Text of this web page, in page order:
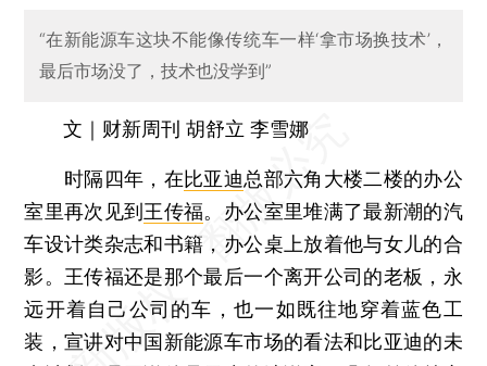
“在新能源车这块不能像传统车一样‘拿市场换技术’，
最后市场没了，技术也没学到”
文｜财新周刊 胡舒立 李雪娜
时隔四年，在比亚迪总部六角大楼二楼的办公
室里再次见到 王传福。办公室里堆满了最新潮的汽
车设计类杂志和书籍，办公桌上放着他与女儿的合
影。王传福还是那个最后一个离开公司的老板，永
远开着自己公司的车，也一如既往地穿着蓝色工
装，宣讲对中国新能源车市场的看法和比亚迪的未